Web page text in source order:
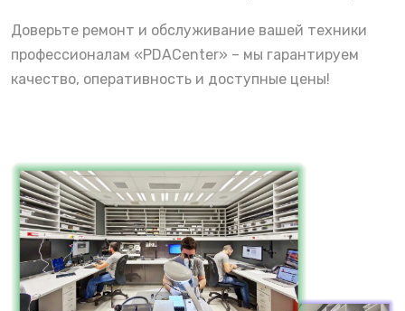
Доверьте ремонт и обслуживание вашей техники
профессионалам «PDACenter» – мы гарантируем
качество, оперативность и доступные цены!